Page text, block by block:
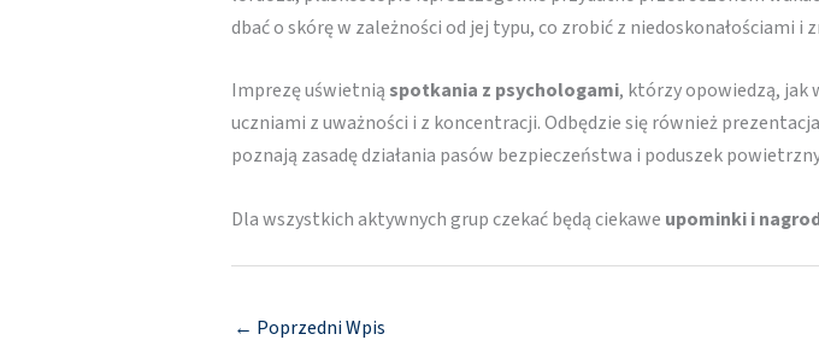
dbać o skórę w zależności od jej typu, co zrobić z niedoskonałościami i
Imprezę uświetnią spotkania z psychologami, którzy opowiedzą, jak
uczniami z uważności i z koncentracji. Odbędzie się również
poznają zasadę działania pasów bezpieczeństwa i poduszek
Dla wszystkich aktywnych grup czekać będą ciekawe upominki i
← Poprzedni Wpis